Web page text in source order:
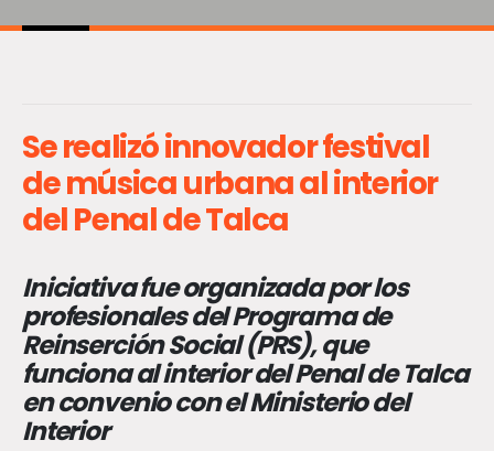
Se realizó innovador festival
de música urbana al interior
del Penal de Talca
Iniciativa fue organizada por los
profesionales del Programa de
Reinserción Social (PRS), que
funciona al interior del Penal de Talca
en convenio con el Ministerio del
Interior